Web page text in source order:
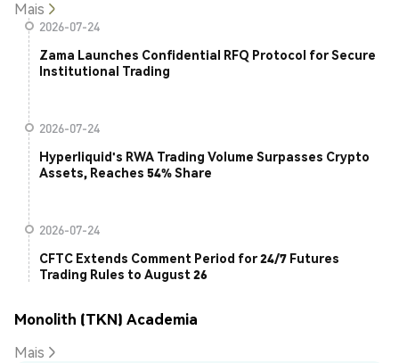
Mais
2026-07-24
Zama Launches Confidential RFQ Protocol for Secure
Institutional Trading
2026-07-24
Hyperliquid's RWA Trading Volume Surpasses Crypto
Assets, Reaches 54% Share
2026-07-24
CFTC Extends Comment Period for 24/7 Futures
Trading Rules to August 26
Monolith (TKN) Academia
Mais